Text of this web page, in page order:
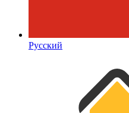
Русский